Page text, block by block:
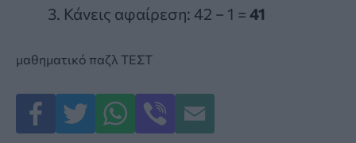
Κάνεις αφαίρεση: 42 − 1 = 41
μαθηματικό παζλ ΤΕΣΤ